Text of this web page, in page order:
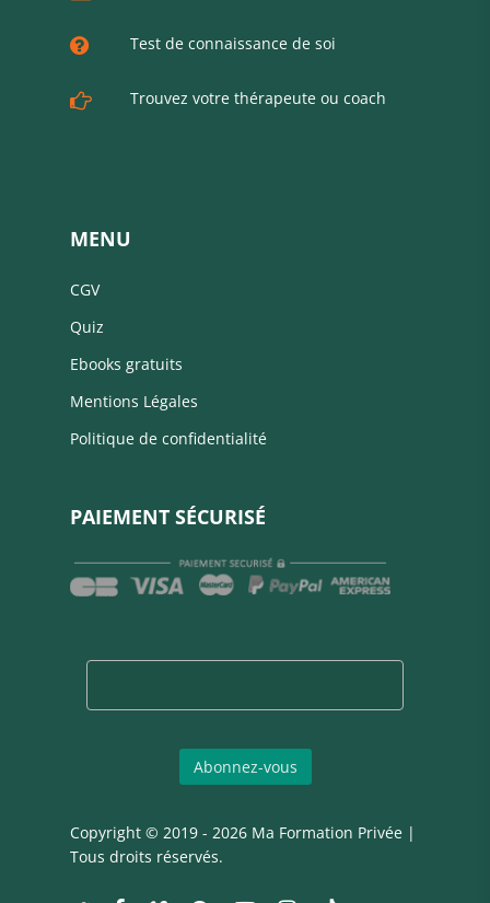
Test de connaissance de soi
Trouvez votre thérapeute ou coach
MENU
CGV
Quiz
Ebooks gratuits
Mentions Légales
Politique de confidentialité
PAIEMENT SÉCURISÉ
Copyright © 2019 - 2026 Ma Formation Privée |
Tous droits réservés.